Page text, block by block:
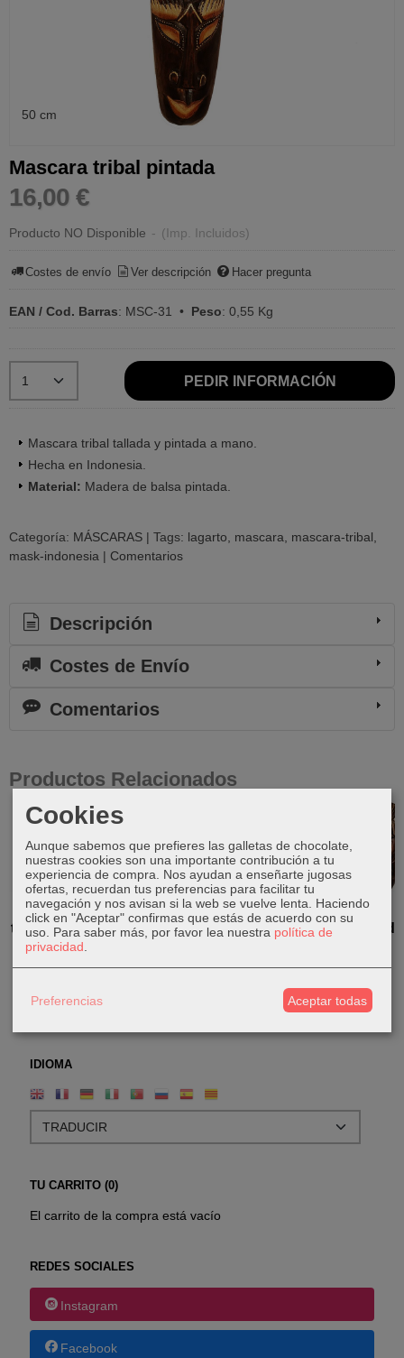
IDIOMA
TU CARRITO (0)
El carrito de la compra está vacío
REDES SOCIALES
Instagram
Facebook
50 cm
Mascara tribal pintada
16,00 €
Producto NO Disponible - (Imp. Incluidos)
Costes de envío Ver descripción Hacer pregunta
EAN / Cod. Barras: MSC-31 • Peso: 0,55 Kg
PEDIR INFORMACIÓN
Mascara tribal tallada y pintada a mano.
Hecha en Indonesia.
Material: Madera de balsa pintada.
Categoría: MÁSCARAS | Tags: lagarto mascara
mascara-tribal
mask-indonesia | Comentarios
Descripción
Costes de Envío
Comentarios
Productos Relacionados
Mascara
tribal pintada
10,00 €
Máscara
tribal pintada
Mascara
tribal pintada
Mascara
tribal pintada
Cookies
Aunque sabemos que prefieres las galletas de chocolate,
nuestras cookies son una importante contribución a tu
experiencia de compra. Nos ayudan a enseñarte jugosas
ofertas, recuerdan tus preferencias para facilitar tu
navegación y nos avisan si la web se vuelve lenta. Haciendo
click en "Aceptar" confirmas que estás de acuerdo con su
uso. Para saber más, por favor lea nuestra política de
privacidad
Preferencias Aceptar todas